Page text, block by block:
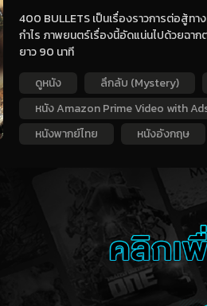
400 BULLETS เป็นเรื่องราวการต่อสู้ท
กำไร ภาพยนตร์เรื่องนี้อัดแน่นไปด้วยฉ
ยาว 90 นาที
ดูหนัง
ลึกลับ (Mystery)
หนัง Amazon Prime Video with
หนังพากย์ไทย
หนังอังกฤษ